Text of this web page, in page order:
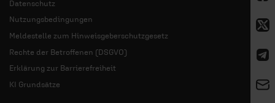
Datenschutz
Nutzungsbedingungen
Meldestelle zum Hinweisgeberschutzgesetz
Rechte der Betroffenen (DSGVO)
Erklärung zur Barrierefreiheit
KI Grundsätze